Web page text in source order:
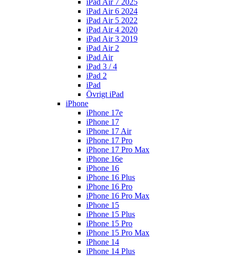
iPad Air 7 2025
iPad Air 6 2024
iPad Air 5 2022
iPad Air 4 2020
iPad Air 3 2019
iPad Air 2
iPad Air
iPad 3 / 4
iPad 2
iPad
Övrigt iPad
iPhone
iPhone 17e
iPhone 17
iPhone 17 Air
iPhone 17 Pro
iPhone 17 Pro Max
iPhone 16e
iPhone 16
iPhone 16 Plus
iPhone 16 Pro
iPhone 16 Pro Max
iPhone 15
iPhone 15 Plus
iPhone 15 Pro
iPhone 15 Pro Max
iPhone 14
iPhone 14 Plus